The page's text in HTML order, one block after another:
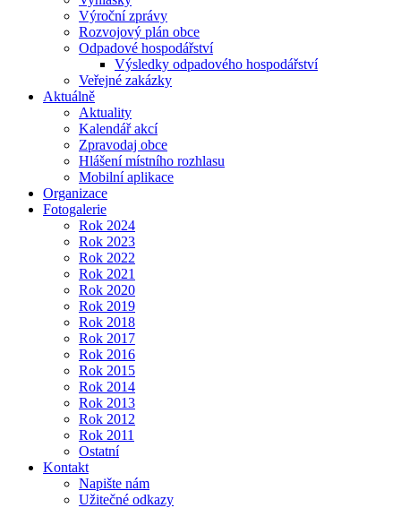
Výroční zprávy
Rozvojový plán obce
Odpadové hospodářství
Výsledky odpadového hospodářství
Veřejné zakázky
Aktuálně
Aktuality
Kalendář akcí
Zpravodaj obce
Hlášení místního rozhlasu
Mobilní aplikace
Organizace
Fotogalerie
Rok 2024
Rok 2023
Rok 2022
Rok 2021
Rok 2020
Rok 2019
Rok 2018
Rok 2017
Rok 2016
Rok 2015
Rok 2014
Rok 2013
Rok 2012
Rok 2011
Ostatní
Kontakt
Napište nám
Užitečné odkazy